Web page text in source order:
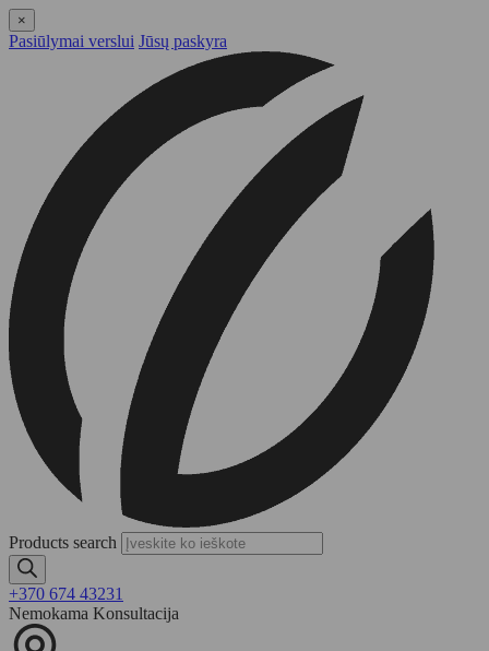
×
Pasiūlymai verslui Jūsų paskyra
Products search
+370 674 43231
Nemokama Konsultacija